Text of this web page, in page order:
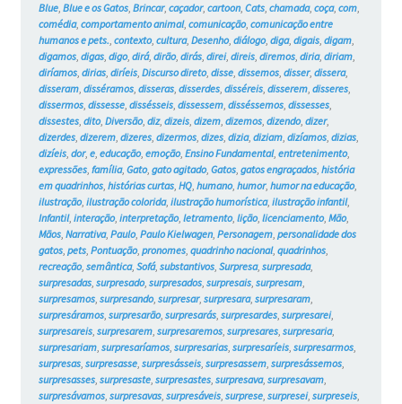
Blue, Blue e os Gatos, Brincar, caçador, cartoon, Cats, chamada, coça, com,
comédia, comportamento animal, comunicação, comunicação entre
humanos e pets., contexto, cultura, Desenho, diálogo, diga, digais, digam,
digamos, digas, digo, dirá, dirão, dirás, direi, direis, diremos, diria, diriam,
diríamos, dirias, diríeis, Discurso direto, disse, dissemos, disser, dissera,
disseram, disséramos, disseras, disserdes, disséreis, disserem, disseres,
dissermos, dissesse, dissésseis, dissessem, disséssemos, dissesses,
dissestes, dito, Diversão, diz, dizeis, dizem, dizemos, dizendo, dizer,
dizerdes, dizerem, dizeres, dizermos, dizes, dizia, diziam, dizíamos, dizias,
dizíeis, dor, e, educação, emoção, Ensino Fundamental, entretenimento,
expressões, família, Gato, gato agitado, Gatos, gatos engraçados, história
em quadrinhos, histórias curtas, HQ, humano, humor, humor na educação,
ilustração, ilustração colorida, ilustração humorística, ilustração infantil,
Infantil, interação, interpretação, letramento, lição, licenciamento, Mão,
Mãos, Narrativa, Paulo, Paulo Kielwagen, Personagem, personalidade dos
gatos, pets, Pontuação, pronomes, quadrinho nacional, quadrinhos,
recreação, semântica, Sofá, substantivos, Surpresa, surpresada,
surpresadas, surpresado, surpresados, surpresais, surpresam,
surpresamos, surpresando, surpresar, surpresara, surpresaram,
surpresáramos, surpresarão, surpresarás, surpresardes, surpresarei,
surpresareis, surpresarem, surpresaremos, surpresares, surpresaria,
surpresariam, surpresaríamos, surpresarias, surpresaríeis, surpresarmos,
surpresas, surpresasse, surpresásseis, surpresassem, surpresássemos,
surpresasses, surpresaste, surpresastes, surpresava, surpresavam,
surpresávamos, surpresavas, surpresáveis, surprese, surpresei, surpreseis,